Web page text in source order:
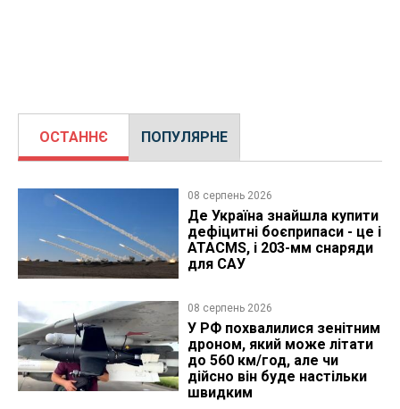
ОСТАННЄ ПОПУЛЯРНЕ
08 серпень 2026
Де Україна знайшла купити
дефіцитні боєприпаси - це і
ATACMS, і 203-мм снаряди
для САУ
08 серпень 2026
У РФ похвалилися зенітним
дроном, який може літати
до 560 км/год, але чи
дійсно він буде настільки
швидким